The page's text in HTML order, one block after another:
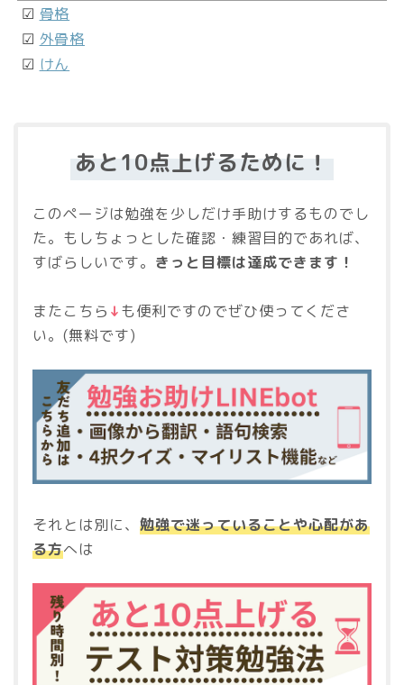
☑ 骨格
☑ 外骨格
☑ けん
あと10点上げるために！
このページは勉強を少しだけ手助けするものでし
た。もしちょっとした確認・練習目的であれば、
すばらしいです。 きっと目標は達成できます！
またこちら ↓も便利ですのでぜひ使ってくださ
い。(無料です)
それとは別に、 勉強で迷っていることや心配があ
る方へは